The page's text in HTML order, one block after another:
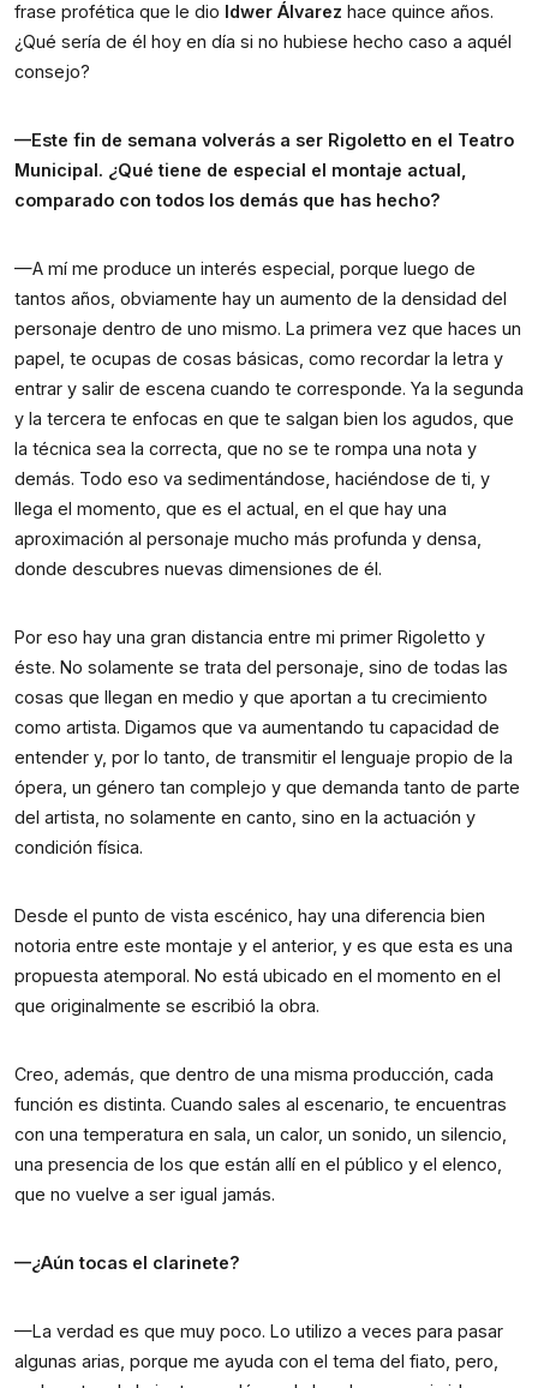
frase profética que le dio Idwer Álvarez hace quince años.
¿Qué sería de él hoy en día si no hubiese hecho caso a aquél
consejo?
—Este fin de semana volverás a ser Rigoletto en el Teatro
Municipal. ¿Qué tiene de especial el montaje actual,
comparado con todos los demás que has hecho?
—A mí me produce un interés especial, porque luego de
tantos años, obviamente hay un aumento de la densidad del
personaje dentro de uno mismo. La primera vez que haces un
papel, te ocupas de cosas básicas, como recordar la letra y
entrar y salir de escena cuando te corresponde. Ya la segunda
y la tercera te enfocas en que te salgan bien los agudos, que
la técnica sea la correcta, que no se te rompa una nota y
demás. Todo eso va sedimentándose, haciéndose de ti, y
llega el momento, que es el actual, en el que hay una
aproximación al personaje mucho más profunda y densa,
donde descubres nuevas dimensiones de él.
Por eso hay una gran distancia entre mi primer Rigoletto y
éste. No solamente se trata del personaje, sino de todas las
cosas que llegan en medio y que aportan a tu crecimiento
como artista. Digamos que va aumentando tu capacidad de
entender y, por lo tanto, de transmitir el lenguaje propio de la
ópera, un género tan complejo y que demanda tanto de parte
del artista, no solamente en canto, sino en la actuación y
condición física.
Desde el punto de vista escénico, hay una diferencia bien
notoria entre este montaje y el anterior, y es que esta es una
propuesta atemporal. No está ubicado en el momento en el
que originalmente se escribió la obra.
Creo, además, que dentro de una misma producción, cada
función es distinta. Cuando sales al escenario, te encuentras
con una temperatura en sala, un calor, un sonido, un silencio,
una presencia de los que están allí en el público y el elenco,
que no vuelve a ser igual jamás.
—¿Aún tocas el clarinete?
—La verdad es que muy poco. Lo utilizo a veces para pasar
algunas arias, porque me ayuda con el tema del fiato, pero,